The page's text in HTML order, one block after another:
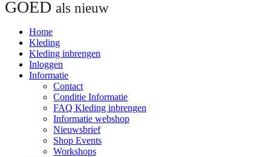
GOED als nieuw
Home
Kleding
Kleding inbrengen
Inloggen
Informatie
Contact
Conditie Informatie
FAQ Kleding inbrengen
Informatie webshop
Nieuwsbrief
Shop Events
Workshops